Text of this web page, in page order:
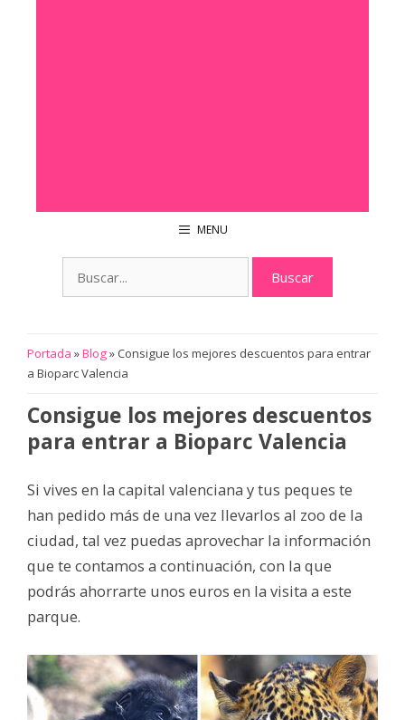
MENU
Portada »Blog» Consigue los mejores descuentos para entrar
a Bioparc Valencia
Consigue los mejores descuentos
para entrar a Bioparc Valencia
Si vives en la capital valenciana y tus peques te
han pedido más de una vez llevarlos al zoo de la
ciudad, tal vez puedas aprovechar la información
que te contamos a continuación, con la que
podrás ahorrarte unos euros en la visita a este
parque.